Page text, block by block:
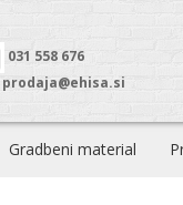
031 558 676
prodaja@ehisa.si
Gradbeni material